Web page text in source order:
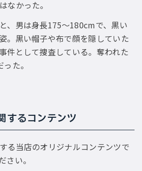
なかった。
、男は身長175〜180cmで、黒い
。黒い帽子や布で顔を隠していた
件として捜査している。奪われた
た。
するコンテンツ
る当店のオリジナルコンテンツで
さい。